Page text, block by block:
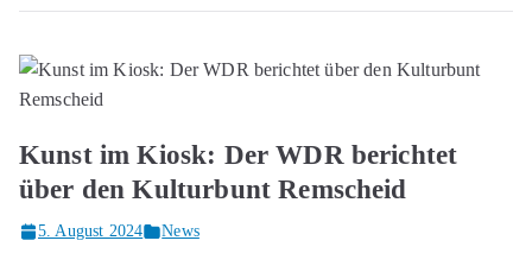
Kunst im Kiosk: Der WDR berichtet
über den Kulturbunt Remscheid
5. August 2024 News